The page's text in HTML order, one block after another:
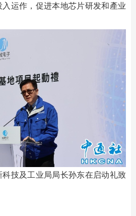
运作，促进本地芯片研发和產业
技及工业局局长孙东在启动礼致